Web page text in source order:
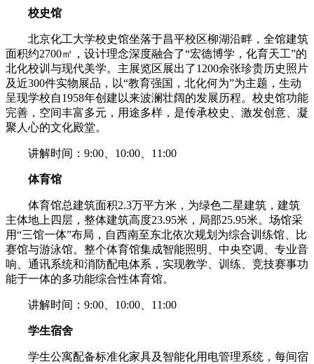
校史馆
北京化工大学校史馆坐落于昌平校区柳湖沿畔，全馆建筑
面积约2700㎡，设计理念深度融合了“宏德博学，化育天工”的
北化校训与现代美学。主展览区展出了1200余张珍贵历史照片
及近300件实物展品，以“教育强国，北化何为”为主题，生动
呈现学校自1958年创建以来波澜壮阔的发展历程。校史馆功能
完善，空间丰富多元，用途多样，是传承校史、激发创意、凝
聚人心的文化殿堂。
讲解时间：9:00、10:00、11:00
体育馆
体育馆总建筑面积2.3万平方米，为绿色二星建筑，建筑
主体地上四层，整体建筑高度23.95米，局部25.95米。场馆采
用“三馆一体”布局，自西南至东北依次规划为综合训练馆、比
赛馆与游泳馆。整个体育馆集成智能照明、中央空调、专业音
响、通讯系统和消防配电体系，实现教学、训练、竞技赛事功
能于一体的多功能综合性体育馆。
讲解时间：9:00、10:00、11:00
学生宿舍
学生公寓配备标准化家具及智能化用电管理系统，每间宿